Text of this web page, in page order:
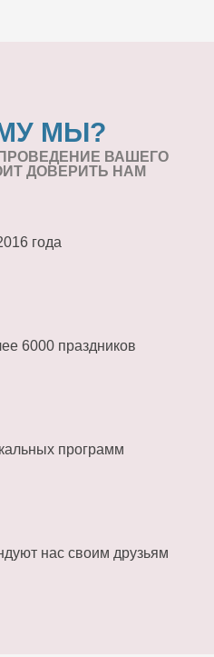
МЫ?
ВАШЕГО
ДОВЕРИТЬ НАМ
года
6000 праздников
программ
нас своим друзьям